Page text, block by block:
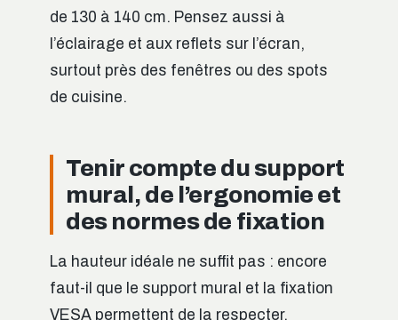
de 130 à 140 cm. Pensez aussi à
l’éclairage et aux reflets sur l’écran,
surtout près des fenêtres ou des spots
de cuisine.
Tenir compte du support
mural, de l’ergonomie et
des normes de fixation
La hauteur idéale ne suffit pas : encore
faut-il que le support mural et la fixation
VESA permettent de la respecter.